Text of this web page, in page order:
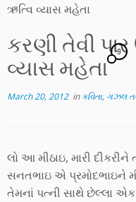
content
ઋત્વિ વ્યાસ મહેતા
કરણી તેવી
વ્યાસ મહેતા
9
March 20, 2012inકવિતા, ગઝલ
લો આ મીઠાઇ, મારી દીકરીને
સનતભાઇ એ પ્રમોદભાઇને
તેમનાં પત્ની સાથે છેલ્લા એક